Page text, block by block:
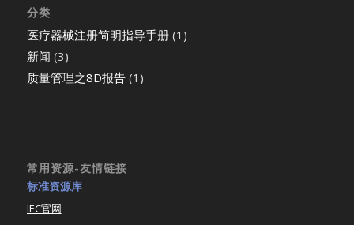
分类
医疗器械注册简明指导手册(1)
新闻 (3)
质量管理之8D报告(1)
常用资源-友情链接
标准资源库
IEC官网